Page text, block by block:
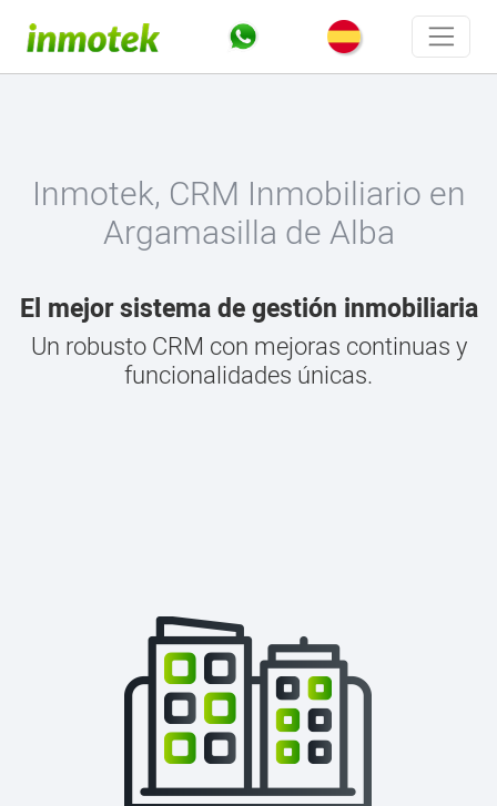
Inmotek, CRM Inmobiliario en
Argamasilla de Alba
El mejor sistema de gestión inmobiliaria
Un robusto CRM con mejoras continuas y
funcionalidades únicas.